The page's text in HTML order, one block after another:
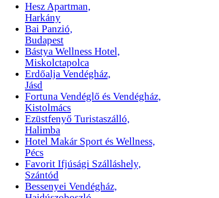
Hesz Apartman,
Harkány
Bai Panzió,
Budapest
Bástya Wellness Hotel,
Miskolctapolca
Erdőalja Vendégház,
Jásd
Fortuna Vendéglő és Vendégház,
Kistolmács
Ezüstfenyő Turistaszálló,
Halimba
Hotel Makár Sport és Wellness,
Pécs
Favorit Ifjúsági Szálláshely,
Szántód
Bessenyei Vendégház,